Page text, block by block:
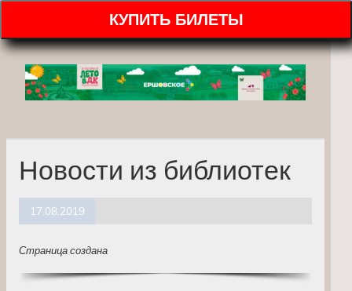
КУПИТЬ БИЛЕТЫ
Новости из библиотек
17.08.2019
Страница создана